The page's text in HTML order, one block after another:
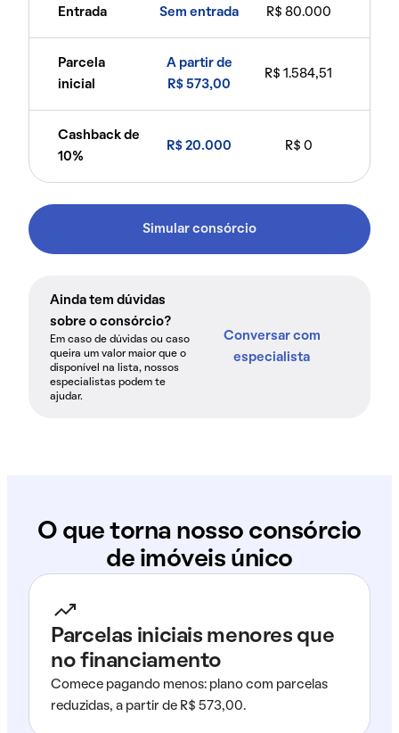
Entrada Sem entrada R$ 80.000
Parcela
inicial
A partir de
R$ 573,00
R$ 1.584,51
Cashback de
10%
R$ 20.000 R$ 0
Simular consórcio
Ainda tem dúvidas
sobre o consórcio?
Em caso de dúvidas ou caso
queira um valor maior que o
disponível na lista, nossos
especialistas podem te
ajudar.
Conversar com
especialista
O que torna nosso consórcio
de imóveis único
Parcelas iniciais menores que
no financiamento
Comece pagando menos: plano com parcelas
reduzidas, a partir de R$ 573,00.